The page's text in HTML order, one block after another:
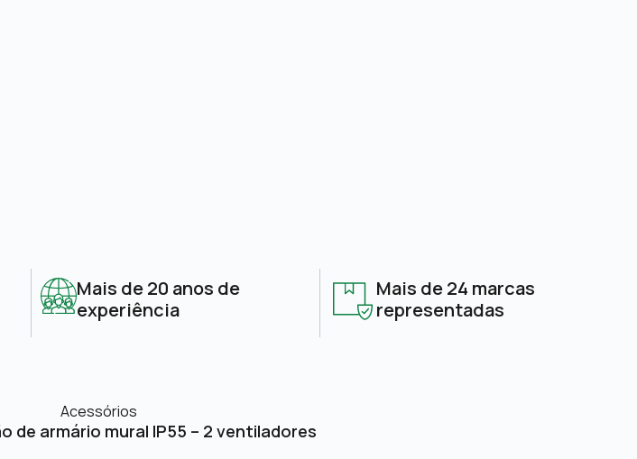
Mais de 20 anos de
experiência
Mais de 24 marcas
representadas
Acessórios
de armário mural IP55 – 2 ventiladores